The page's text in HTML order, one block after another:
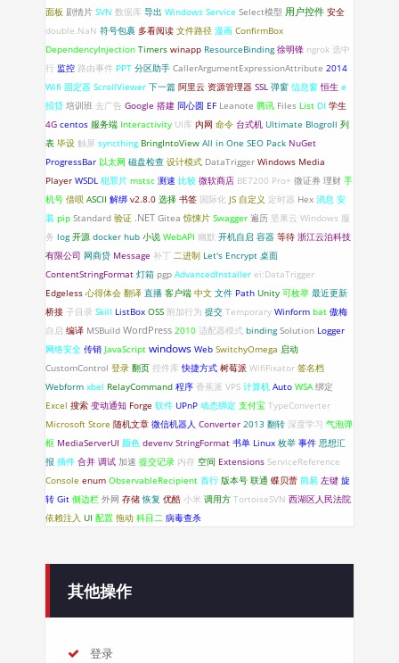
面板 剧情片 SVN 数据库 导出 Windows Service Select模型 用户控件 安全
double.NaN 符号包裹 多看阅读 文件路径 漫画 ConfirmBox
DependencyInjection Timers winapp ResourceBinding 徐明锋 ngrok 选中
行 监控 路由事件 PPT 分区助手 CallerArgumentExpressionAttribute 2014
Wifi 固定器 ScrollViewer 下一篇 阿里云 资源管理器 SSL 弹窗 信息窗 恒生 e
招贷 培训班 去广告 Google 搭建 同心圆 EF Leanote 腾讯 Files List DI 学生
4G centos 服务端 Interactivity UI库 内网 命令 台式机 Ultimate Blogroll 列
表 毕设 触屏 syncthing BringIntoView All in One SEO Pack NuGet
ProgressBar 以太网 磁盘检查 设计模式 DataTrigger Windows Media
Player WSDL 犯罪片 mstsc 测速 比较 微软商店 BE7200 Pro+ 微证券 理财 手
机号 借呗 ASCII 解绑 v2.8.0 选择 书签 国际化 JS 自定义 定时器 Hex 消息 安
装 pip Standard 验证 .NET Gitea 惊悚片 Swagger 遍历 坚果云 Windows 服
务 log 开源 docker hub 小说 WebAPI 幽默 开机自启 容器 等待 浙江云泊科技
有限公司 网商贷 Message 补丁 二进制 Let's Encrypt 桌面
ContentStringFormat 灯箱 pgp AdvancedInstaller ei:DataTrigger
Edgeless 心得体会 翻译 直播 客户端 中文 文件 Path Unity 可枚举 最近更新
桥接 子目录 Skill ListBox OSS 附加行为 提交 Temporary Winform bat 傲梅
自启 编译 MSBuild WordPress 2010 适配器模式 binding Solution Logger
网络安全 传销 JavaScript windows Web SwitchyOmega 启动
CustomControl 登录 翻页 控件库 快捷方式 树莓派 WifiFixator 签名档
Webform xbel RelayCommand 程序 香蕉派 VPS 计算机 Auto WSA 绑定
Excel 搜索 变动通知 Forge 软件 UPnP 动态绑定 支付宝 TypeConverter
Microsoft Store 随机文章 微信机器人 Converter 2013 翻转 深度学习 气泡弹
框 MediaServerUI 颜色 devenv StringFormat 书单 Linux 枚举 事件 思想汇
报 插件 合并 调试 加速 提交记录 内存 空间 Extensions ServiceReference
Console enum ObservableRecipient 首行 版本号 联通 蝶贝蕾 简易 左键 旋
转 Git 侧边栏 外网 存储 恢复 优酷 小米 调用方 TortoiseSVN 西湖区人民法院
依赖注入 UI 配置 拖动 科目二 病毒查杀
其他操作
登录